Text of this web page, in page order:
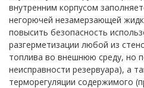
внутренним корпусом
негорючей незамерзающей
повысить безопасность
разгерметизации любой из
топлива во внешнюю среду, но
неисправности резервуара), а
терморегуляции содержимого